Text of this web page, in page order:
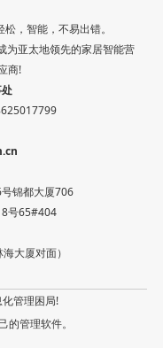
，智能，不易出错。
为亚太地领先的家居智能营
商!
锦都大厦706
号65#404
大厦对面）
管理困局!
管理软件。